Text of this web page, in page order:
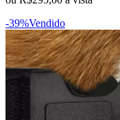
-39%Vendido